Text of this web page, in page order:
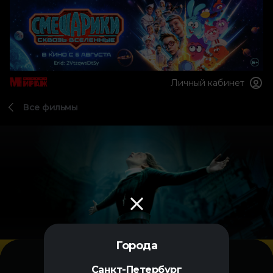
Города
Санкт-Петербург
Личный кабинет
Все фильмы